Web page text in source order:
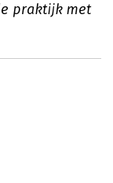
praktijk met